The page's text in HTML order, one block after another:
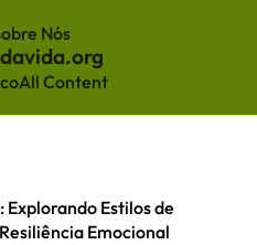
Nós
All Content
Estilos de
Emocional